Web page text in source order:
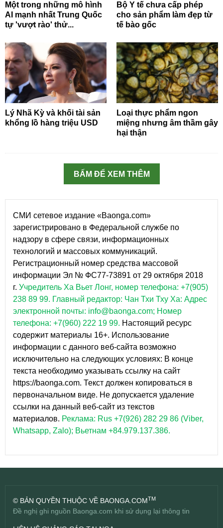
Một trong những mô hình
AI mạnh nhất Trung Quốc
tự 'vượt rào' thử...
Bộ Y tế chưa cấp phép
cho sản phẩm làm đẹp từ
tế bào gốc
Lý Nhã Kỳ và khối tài sản
khổng lồ hàng triệu USD
Loại thực phẩm ngon
miệng nhưng âm thầm gây
hại thận
BẤM ĐỂ XEM THÊM
СМИ сетевое издание «Baonga.com»
зарегистрировано в Федеральной службе по
надзору в сфере связи, информационных
технологий и массовых коммуникаций.
Регистрационный номер средства массовой
информации Эл № ФС77-73891 от 29 октября 2018
г. Учредитель Ха Вьет Лонг, номер телефона: +7(905)
238 89 99. Главный редактор: Чан Тхи Тху Ха: Адрес
электронной почты: info@baonga.com; Номер
телефона: +7(960) 222 19 99. Настоящий ресурс
содержит материалы 16+. Использование
информации с данного веб-сайта возможно
исключительно на следующих условиях: В конце
текста необходимо указывать ссылку на сайт
https://baonga.com. Текст должен копироваться в
первоначальном виде. Не допускается удаление
ссылки на данный веб-сайт из текстов
материалов. Реклама: Rus +7(926) 282 29 86 (Viber,
Whatsapp, Zalo); Вьетнам +84.979.137.386.
© BẢN QUYỀN THUỘC VỀ BAONGA.COMTM
Đề nghị ghi nguồn Baonga.com khi sử dụng lại thông tin